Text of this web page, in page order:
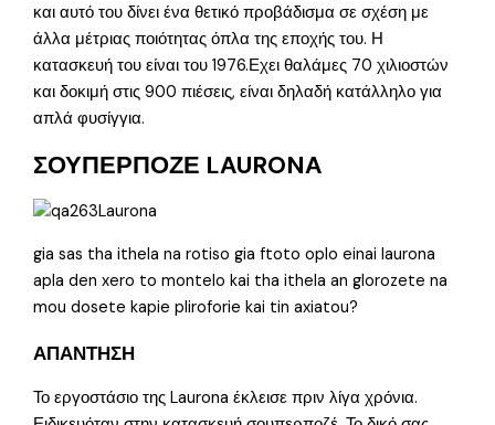
και αυτό του δίνει ένα θετικό προβάδισμα σε σχέση με
άλλα μέτριας ποιότητας όπλα της εποχής του. Η
κατασκευή του είναι του 1976.Εχει θαλάμες 70 χιλιοστών
και δοκιμή στις 900 πιέσεις, είναι δηλαδή κατάλληλο για
απλά φυσίγγια.
ΣΟΥΠΕΡΠΟΖΕ LAURONA
gia sas tha ithela na rotiso gia ftoto oplo einai laurona
apla den xero to montelo kai tha ithela an glorozete na
mou dosete kapie pliroforie kai tin axiatou?
ΑΠΑΝΤΗΣΗ
Το εργοστάσιο της Laurona έκλεισε πριν λίγα χρόνια.